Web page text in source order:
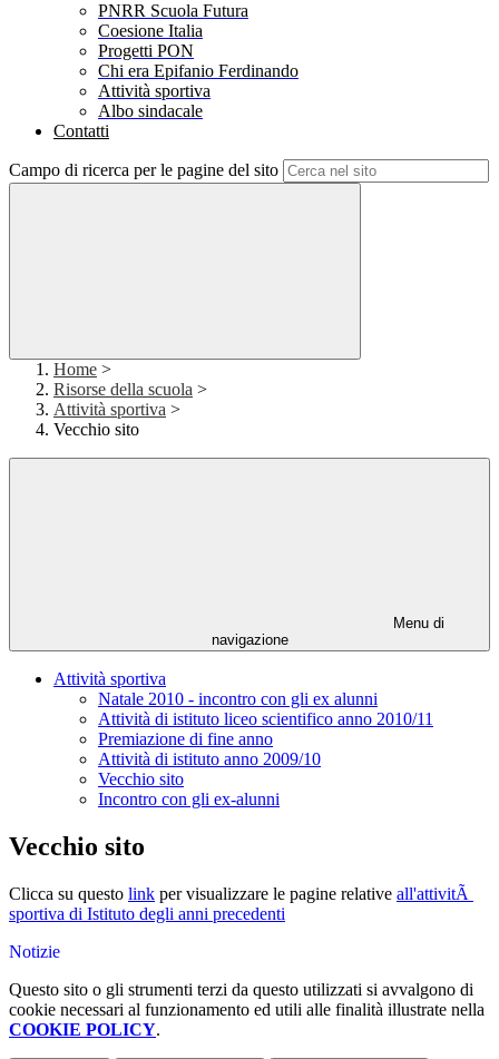
PNRR Scuola Futura
Coesione Italia
Progetti PON
Chi era Epifanio Ferdinando
Attività sportiva
Albo sindacale
Contatti
Campo di ricerca per le pagine del sito
Home >
Risorse della scuola >
Attività sportiva >
Vecchio sito
Menu di
navigazione
Attività sportiva
Natale 2010 - incontro con gli ex alunni
Attività di istituto liceo scientifico anno 2010/11
Premiazione di fine anno
Attività di istituto anno 2009/10
Vecchio sito
Incontro con gli ex-alunni
Vecchio sito
Clicca su questo link per visualizzare le pagine relative all'attivitÃ
sportiva di Istituto degli anni precedenti
Notizie
Questo sito o gli strumenti terzi da questo utilizzati si avvalgono di
cookie necessari al funzionamento ed utili alle finalità illustrate nella
COOKIE POLICY.